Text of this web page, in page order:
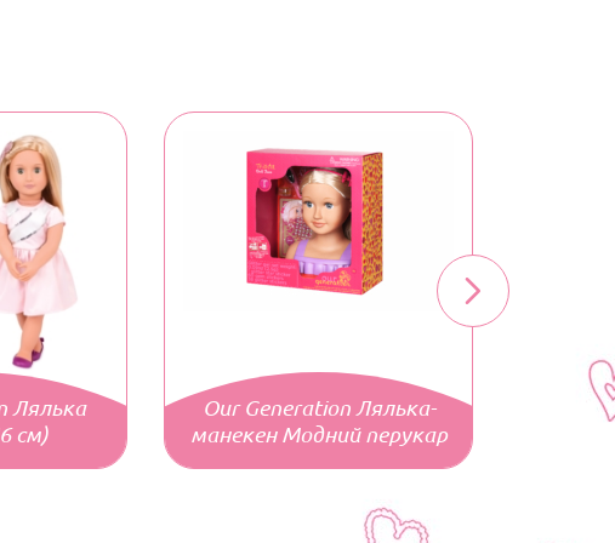
Лялька
см)
Our Generation Лялька-
манекен Модний перукар